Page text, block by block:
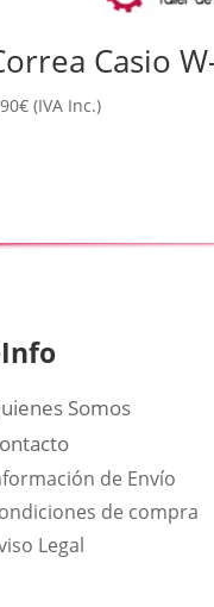
Casio
€ (IVA Inc.)
Somos
de Envío
de compra
Legal